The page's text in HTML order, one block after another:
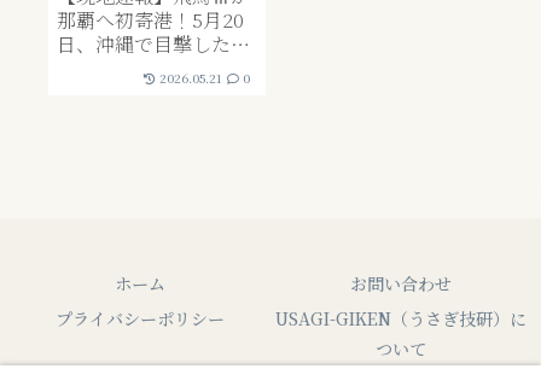
那覇へ初寄港！5月20
日、沖縄で目撃した日
本最新鋭客船の威容と
設計思想を現地レポー
2026.05.21 0
ホーム
お問い合わせ
プライバシーポリシー
USAGI-GIKEN（うさぎ技研）に
ついて